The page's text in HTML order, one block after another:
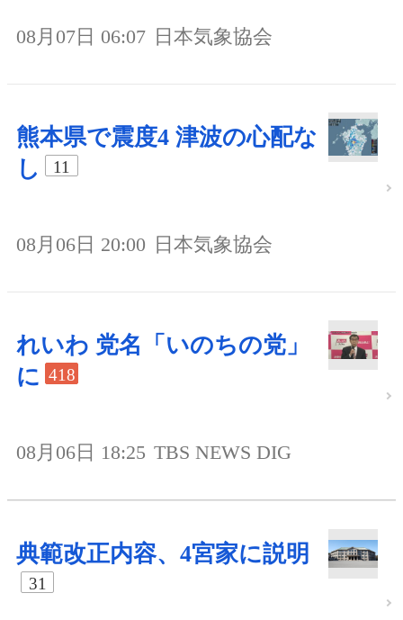
08月07日 06:07 日本気象協会
熊本県で震度4 津波の心配な
し
11
08月06日 20:00 日本気象協会
れいわ 党名「いのちの党」
に 418
08月06日 18:25 TBS NEWS DIG
典範改正内容、4宮家に説明
31